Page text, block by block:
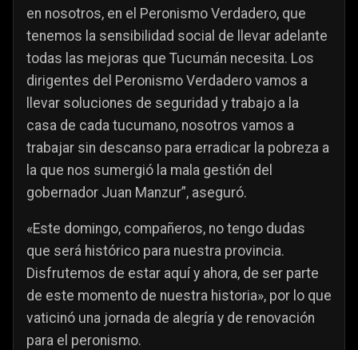
en nosotros, en el Peronismo Verdadero, que
tenemos la sensibilidad social de llevar adelante
todas las mejoras que Tucumán necesita. Los
dirigentes del Peronismo Verdadero vamos a
llevar soluciones de seguridad y trabajo a la
casa de cada tucumano, nosotros vamos a
trabajar sin descanso para erradicar la pobreza a
la que nos sumergió la mala gestión del
gobernador Juan Manzur”, aseguró.
«Este domingo, compañeros, no tengo dudas
que será histórico para nuestra provincia.
Disfrutemos de estar aquí y ahora, de ser parte
de este momento de nuestra historia», por lo que
vaticinó una jornada de alegría y de renovación
para el peronismo.